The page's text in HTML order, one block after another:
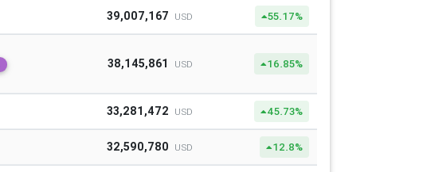
39,007,167 USD 55.17%
38,145,861 USD 16.85%
33,281,472 USD 45.73%
32,590,780 USD 12.8%